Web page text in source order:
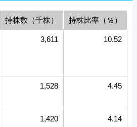
持株数（千株） 持株比率（％）
3,611 10.52
1,528 4.45
1,420 4.14